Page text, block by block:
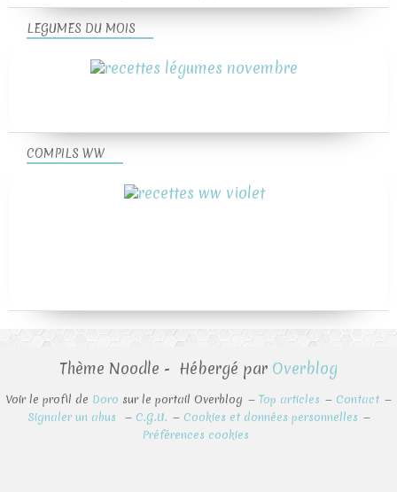
LEGUMES DU MOIS
COMPILS WW
Thème Noodle - Hébergé par Overblog
Voir le profil de Doro sur le portail Overblog Top articles
Contact
Signaler un abus
C.G.U.
Cookies et données personnelles
Préférences cookies